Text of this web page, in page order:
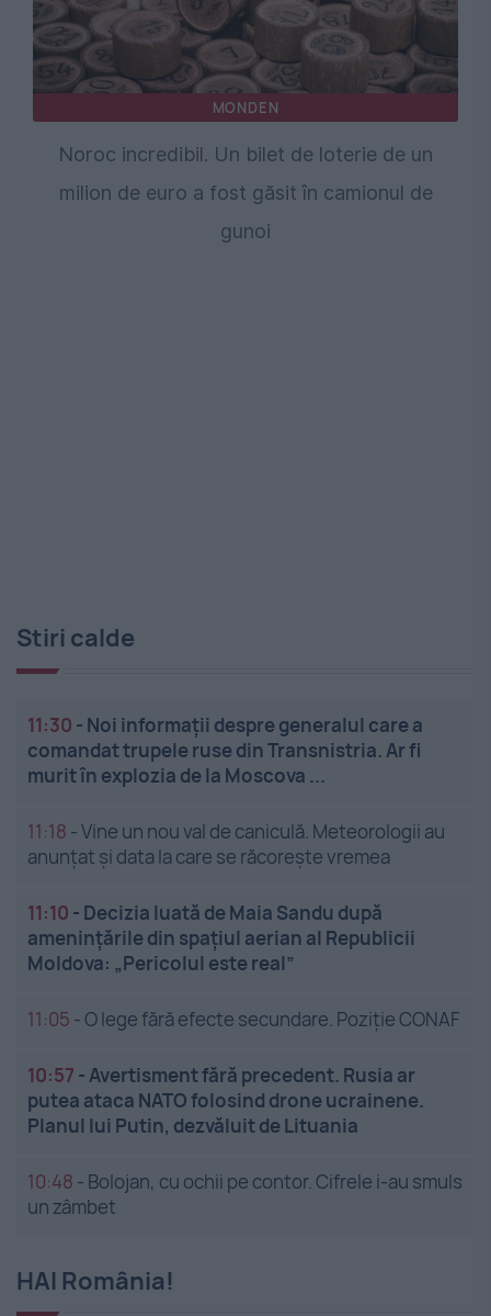
MONDEN
Noroc incredibil. Un bilet de loterie de un
milion de euro a fost găsit în camionul de
gunoi
Stiri calde
11:30 - Noi informații despre generalul care a
comandat trupele ruse din Transnistria. Ar fi
murit în explozia de la Moscova ...
11:18 -Vine un nou val de caniculă. Meteorologii au
anunțat și data la care se răcorește vremea
11:10 - Decizia luată de Maia Sandu după
amenințările din spațiul aerian al Republicii
Moldova: „Pericolul este real”
11:05 -O lege fără efecte secundare. Poziție CONAF
10:57 -Avertisment fără precedent. Rusia ar
putea ataca NATO folosind drone ucrainene.
Planul lui Putin, dezvăluit de Lituania
10:48 - Bolojan, cu ochii pe contor. Cifrele i-au smuls
un zâmbet
HAI România!